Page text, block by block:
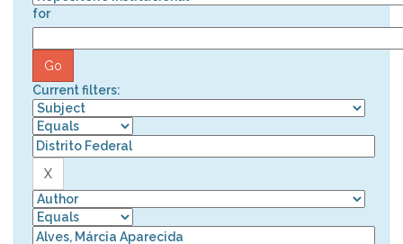
for
Current filters: